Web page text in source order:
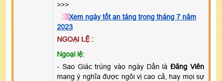
>>>
Xem ngày tốt an táng trong tháng 7 năm
2023
NGOẠI LỆ :
Ngoại lệ:
- Sao Giác trúng vào ngày Dần làĐăng Viên
mang ý nghĩa được ngôi vị cao cả, hay mọi sự